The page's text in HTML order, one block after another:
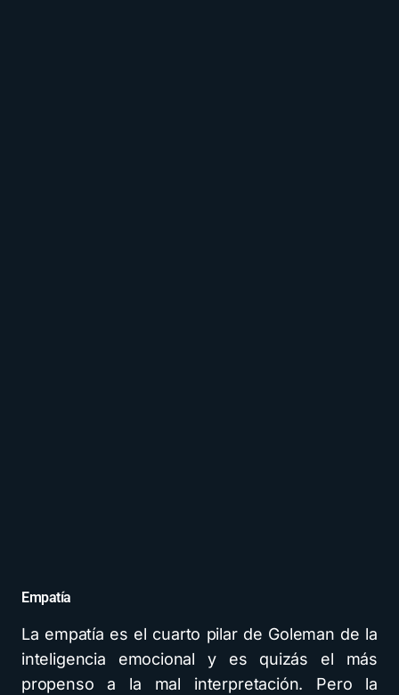
Empatía
La empatía es el cuarto pilar de Goleman de la
inteligencia emocional y es quizás el más
propenso a la mal interpretación. Pero la